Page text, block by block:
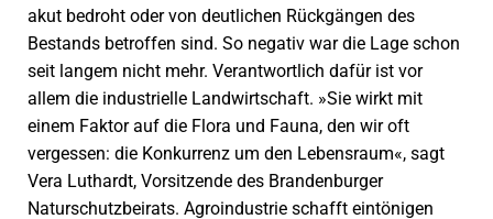
akut bedroht oder von deutlichen Rückgängen des
Bestands betroffen sind. So negativ war die Lage schon
seit langem nicht mehr. Verantwortlich dafür ist vor
allem die indus­trielle Landwirtschaft. »Sie wirkt mit
einem Faktor auf die Flora und Fauna, den wir oft
vergessen: die Konkurrenz um den Lebensraum«, sagt
Vera Luthardt, Vorsitzende des Brandenburger
Naturschutzbeirats. Agroindustrie schafft eintönigen